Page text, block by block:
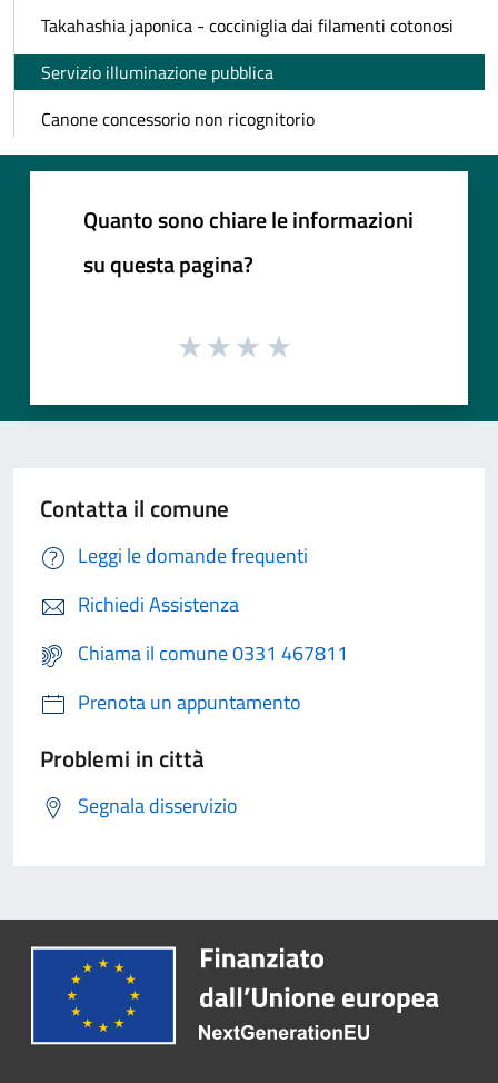
Takahashia japonica - cocciniglia dai filamenti cotonosi
Servizio illuminazione pubblica
Canone concessorio non ricognitorio
Quanto sono chiare le informazioni
su questa pagina?
Contatta il comune
Leggi le domande frequenti
Richiedi Assistenza
Chiama il comune 0331 467811
Prenota un appuntamento
Problemi in città
Segnala disservizio